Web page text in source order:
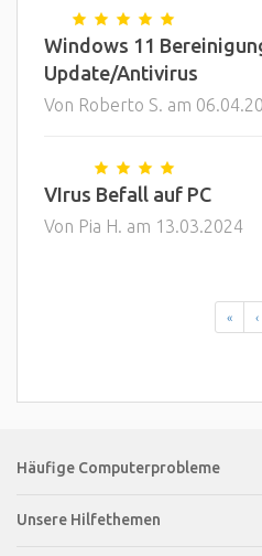
Windows 11
Update/Antivirus
Von Roberto S. am
VIrus Befall auf PC
Von Pia H. am 13.03.2024
« ‹
Häufige Computerprobleme
Unsere Hilfethemen